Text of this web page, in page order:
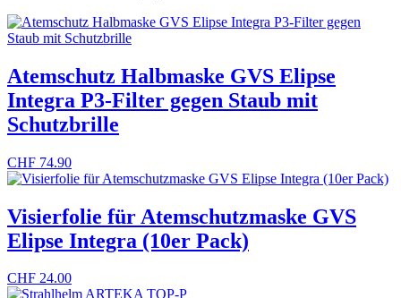
Atemschutz Halbmaske GVS Elipse
Integra P3-Filter gegen Staub mit
Schutzbrille
CHF 74.90
Visierfolie für Atemschutzmaske GVS
Elipse Integra (10er Pack)
CHF 24.00